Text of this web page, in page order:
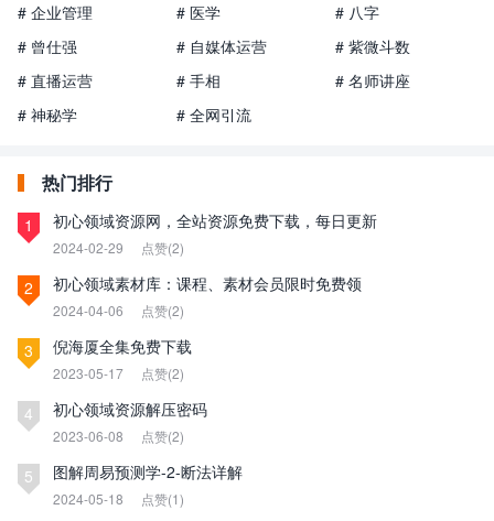
# 企业管理
# 医学
# 八字
# 曾仕强
# 自媒体运营
# 紫微斗数
# 直播运营
# 手相
# 名师讲座
# 神秘学
# 全网引流
热门排行
1 初心领域资源网，全站资源免费下载，每日更新
2024-02-29 点赞(2)
2 初心领域素材库：课程、素材会员限时免费领
2024-04-06 点赞(2)
3 倪海厦全集免费下载
2023-05-17 点赞(2)
4 初心领域资源解压密码
2023-06-08 点赞(2)
5 图解周易预测学-2-断法详解
2024-05-18 点赞(1)